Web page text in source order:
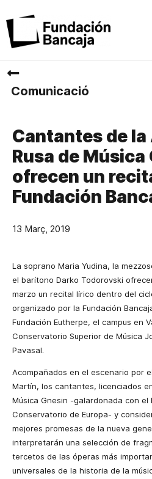
Comunicació
Cantantes de la
Rusa de Música
ofrecen un
Fundación
13 Març, 2019
La soprano Maria Yudina, la
el barítono Darko Todorovski
marzo un recital lírico dentro del
organizado por la Fundación
Fundación Eutherpe, el campus en
Conservatorio Superior de Música
Pavasal.
Acompañados en el escenario por
Martín, los cantantes, licenciados
Música Gnesin -galardonada con el
Conservatorio de Europa- y
mejores promesas de la nueva
interpretarán una selección de
tercetos de las óperas más
universales de la historia de la